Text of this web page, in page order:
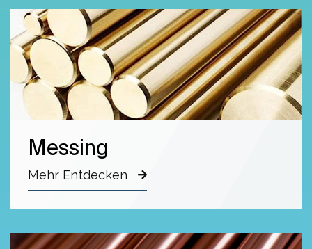
Messing
Mehr Entdecken